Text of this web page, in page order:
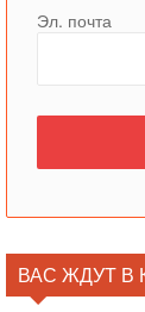
Эл. почта
ВАС ЖДУТ В